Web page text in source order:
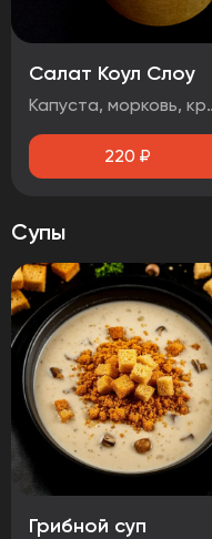
Салат Коул Слоу
Капуста,
220 ₽
Супы
Грибной суп